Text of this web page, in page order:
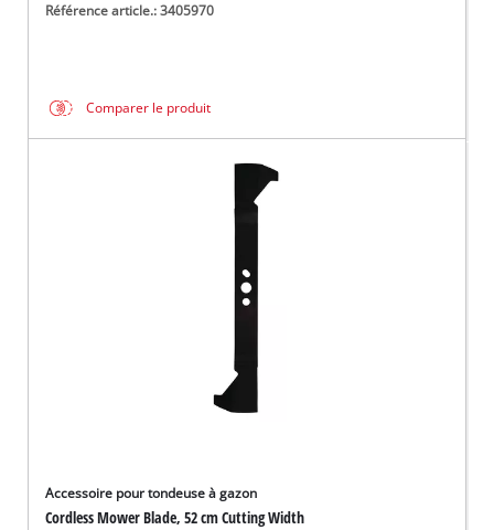
Référence article.: 3405970
Comparer le produit
Accessoire pour tondeuse à gazon
Cordless Mower Blade, 52 cm Cutting Width